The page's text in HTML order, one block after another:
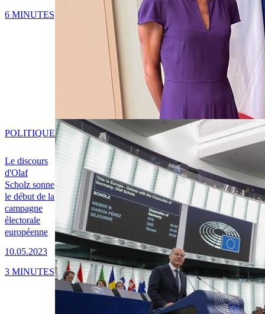
6 MINUTES
Le discours
d'Olaf
Scholz sonne
le début de la
campagne
électorale
européenne
10.05.2023
POLITIQUE
3 MINUTES